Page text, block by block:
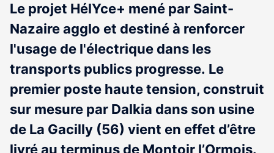
abonnés
Le projet HélYce+ mené par Saint-
Nazaire agglo et destiné à renforcer
l'usage de l'électrique dans les
transports publics progresse. Le
premier poste haute tension, construit
sur mesure par Dalkia dans son usine
de La Gacilly (56) vient en effet d’être
livré au terminus de Montoir l’Ormois.